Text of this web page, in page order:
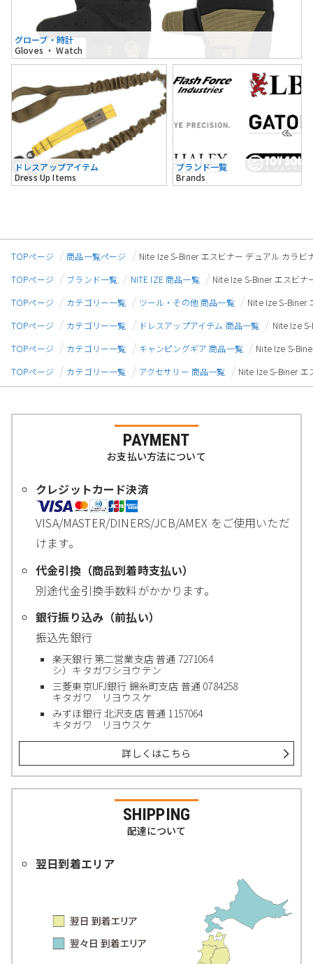
グローブ・時計
Gloves ・ Watch
ドレスアップアイテム
Dress Up Items
ブランド一覧
Brands
TOPページ 商品一覧ページ
Nite Ize S-Biner エスビナー デュアル カラビ
TOPページ
ブランド一覧 NITE IZE 商品一覧
Nite Ize S-Biner エスビナ
TOPページ
カテゴリー一覧 ツール・その他 商品一覧
Nite Ize S-Biner
TOPページ
カテゴリー一覧 ドレスアップアイテム 商品一覧
Nite Ize
TOPページ
カテゴリー一覧 キャンピングギア 商品一覧
Nite Ize S-
TOPページ
カテゴリー一覧 アクセサリー 商品一覧 Nite Ize S-Biner エ
PAYMENT
お支払い方法について
クレジットカード決済
VISA/MASTER/DINERS/JCB/AMEX をご使用いただ
けます。
代金引換（商品到着時支払い）
別途代金引換手数料がかかります。
銀行振り込み（前払い）
振込先銀行
楽天銀行 第二営業支店 普通 7271064
シ）キタガワシヨウテン
三菱東京UFJ銀行 錦糸町支店 普通 0784258
キタガワ リヨウスケ
みずほ銀行 北沢支店 普通 1157064
キタガワ リヨウスケ
詳しくはこちら
SHIPPING
配達について
翌日到着エリア